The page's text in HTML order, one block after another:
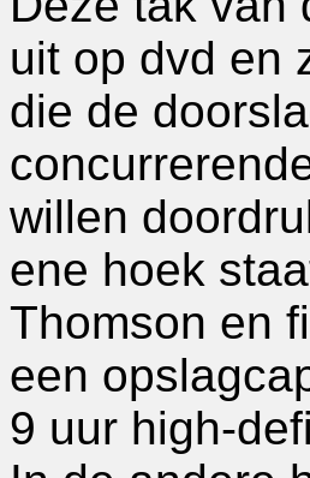
uit op dvd en
die de
willen
ene hoek
Thomson en
een
9 uur high-